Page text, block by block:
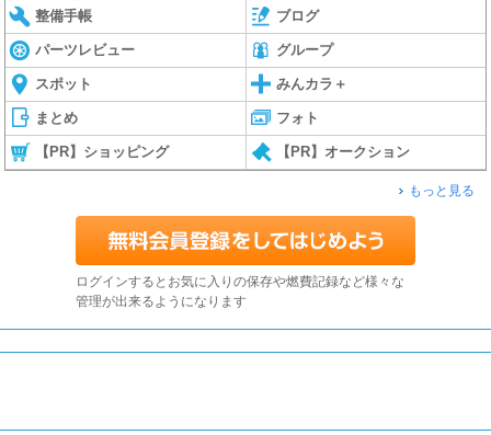
整備手帳 ブログ
パーツレビュー グループ
スポット みんカラ＋
まとめ フォト
【PR】ショッピング 【PR】オークション
もっと見る
ログインするとお気に入りの保存や燃費記録など様々な
管理が出来るようになります